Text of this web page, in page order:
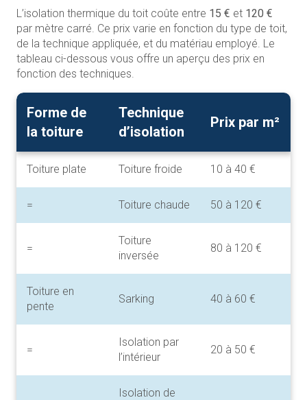
L’isolation thermique du toit coûte entre 15 € et 120 €
par mètre carré. Ce prix varie en fonction du type de toit,
de la technique appliquée, et du matériau employé. Le
tableau ci-dessous vous offre un aperçu des prix en
fonction des techniques.
Forme de
la toiture
Technique
d’isolation
Prix par m²
Toiture plate Toiture froide 10 à 40 €
= Toiture chaude 50 à 120 €
=
Toiture
inversée
80 à 120 €
Toiture en
pente
Sarking 40 à 60 €
=
Isolation par
l’intérieur
20 à 50 €
Isolation de